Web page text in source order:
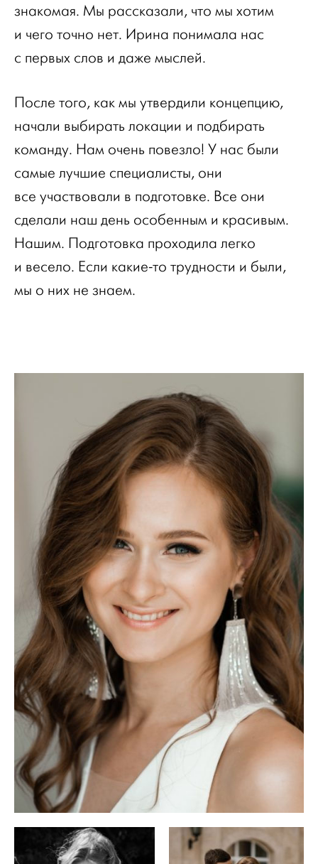
знакомая. Мы рассказали, что мы хотим
и чего точно нет. Ирина понимала нас
с первых слов и даже мыслей.
После того, как мы утвердили концепцию,
начали выбирать локации и подбирать
команду. Нам очень повезло! У нас были
самые лучшие специалисты, они
все участвовали в подготовке. Все они
сделали наш день особенным и красивым.
Нашим. Подготовка проходила легко
и весело. Если какие-то трудности и были,
мы о них не знаем.